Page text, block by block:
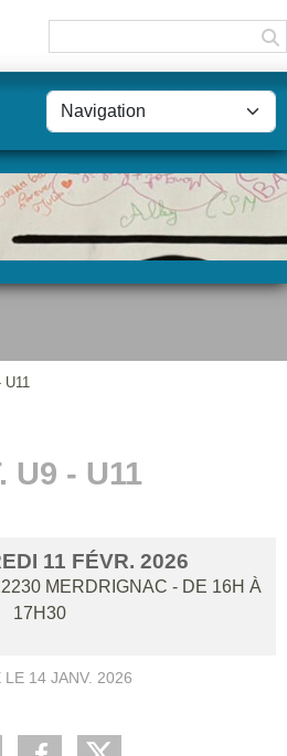
U9 - U11
11 FÉVR. 2026
MERDRIGNAC - DE 16H À
17H30
LE 14 JANV. 2026